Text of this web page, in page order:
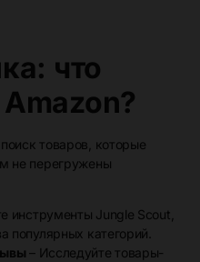
что
товаров, которые
не перегружены
инструменты Jungle Scout,
популярных категорий.
– Исследуйте товары-